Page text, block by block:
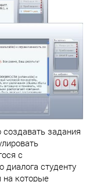
задания
с
диалога студенту
на которые